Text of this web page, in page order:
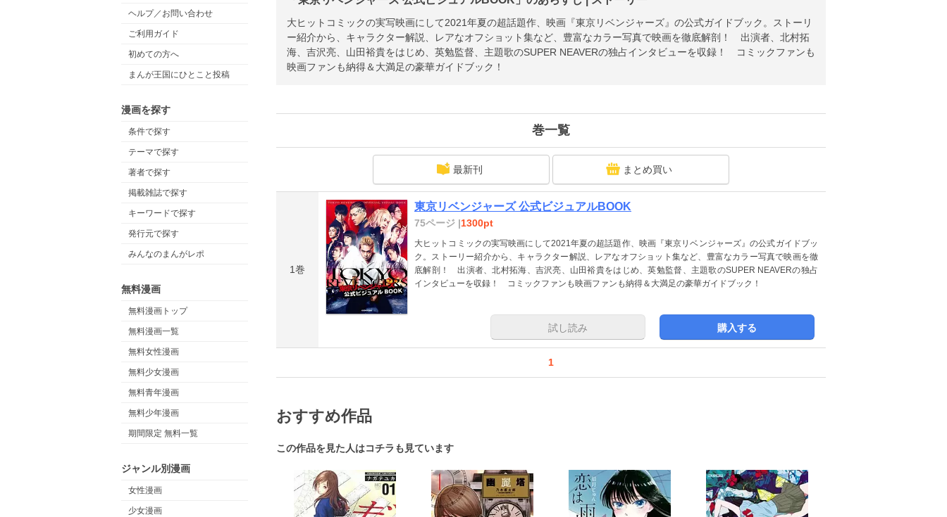
ヘルプ／お問い合わせ
ご利用ガイド
初めての方へ
まんが王国にひとこと投稿
漫画を探す
条件で探す
テーマで探す
著者で探す
掲載雑誌で探す
キーワードで探す
発行元で探す
みんなのまんがレポ
無料漫画
無料漫画トップ
無料漫画一覧
無料女性漫画
無料少女漫画
無料青年漫画
無料少年漫画
期間限定 無料一覧
ジャンル別漫画
女性漫画
少女漫画
大ヒットコミックの実写映画にして2021年夏の超話題作、映画『東京リベンジャーズ』の公式ガイドブック。ストーリ
ー紹介から、キャラクター解説、レアなオフショット集など、豊富なカラー写真で映画を徹底解剖！ 出演者、北村拓
海、吉沢亮、山田裕貴をはじめ、英勉監督、主題歌のSUPER NEAVERの独占インタビューを収録！ コミックファンも
映画ファンも納得＆大満足の豪華ガイドブック！
巻一覧
最新刊 まとめ買い
1巻
東京リベンジャーズ 公式ビジュアルBOOK
75ページ |1300pt
大ヒットコミックの実写映画にして2021年夏の超話題作、映画『東京リベンジャーズ』の公式ガイドブッ
ク。ストーリー紹介から、キャラクター解説、レアなオフショット集など、豊富なカラー写真で映画を徹
底解剖！ 出演者、北村拓海、吉沢亮、山田裕貴をはじめ、英勉監督、主題歌のSUPER NEAVERの独占
インタビューを収録！ コミックファンも映画ファンも納得＆大満足の豪華ガイドブック！
試し読み 購入する
1
おすすめ作品
この作品を見た人はコチラも見ています